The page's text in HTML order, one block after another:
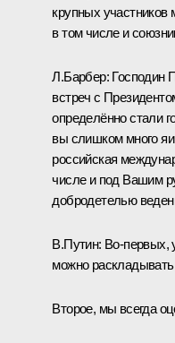
крупных участников
в том числе и
Л.Барбер: Господин
встреч с
определённо стали
вы слишком много
российская
числе и под Вашим
добродетелью
В.Путин: Во‑первых,
можно
Второе, мы всегда